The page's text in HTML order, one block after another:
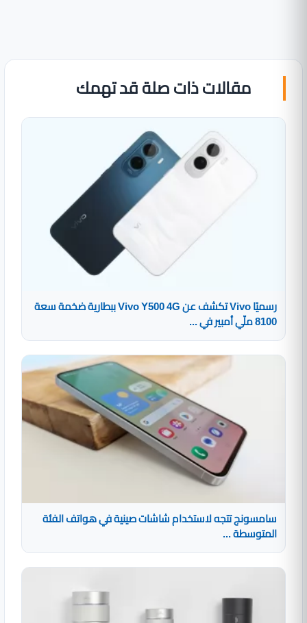
مقالات ذات صلة قد تهمك
رسميًا Vivo تكشف عن Vivo Y500 4G ببطارية ضخمة سعة
8100 ملّي أمبير في ...
سامسونج تتجه لاستخدام شاشات صينية في هواتف الفئة
المتوسطة ...